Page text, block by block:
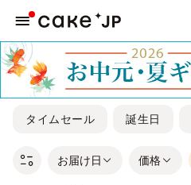
タイムセール 誕生日
お届け日 価格